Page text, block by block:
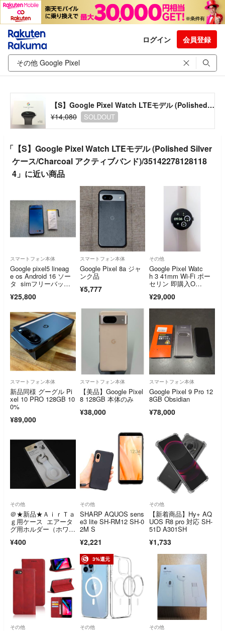
ログイン 会員登録
【S】Google Pixel Watch LTEモデル (Polished Silverケース/Charcoal アクティブバンド)/351422781281184
¥14,080
SOLDOUT
「【S】Google Pixel Watch LTEモデル (Polished Silver
ケース/Charcoal アクティブバンド)/35142278128118
4」に近い商品
スマートフォン本体
Google pixel5 lineag
e os Android 16 ソー
タ simフリーバッテ
¥25,800
スマートフォン本体
Google Pixel 8a ジャ
ンク品
¥5,777
その他
Google Pixel Watc
h 3 41mm Wi-Fi ポー
セリン 即購入O
品
¥29,000
スマートフォン本体
新品同様 グーグル Pi
xel 10 PRO 128GB 10
0%
¥89,000
スマートフォン本体
【美品】Google Pixel
8 128GB 本体のみ
¥38,000
スマートフォン本体
Google Pixel 9 Pro 12
8GB Obsidian
¥78,000
その他
＠★新品★ＡｉｒＴａ
ｇ用ケース エアータ
グ用ホルダー（ホワイ
¥400
その他
SHARP AQUOS sens
e3 lite SH-RM12 SH-0
2M S
¥2,221
その他
【新着商品】Hy+ AQ
UOS R8 pro 対応 SH-
51D A301SH
¥1,733
その他
3%還元
その他 その他